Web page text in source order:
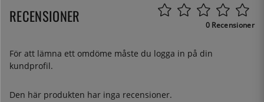
RECENSIONER 0 Recensioner
För att lämna ett omdöme måste du logga in på din
kundprofil.
Den här produkten har inga recensioner.